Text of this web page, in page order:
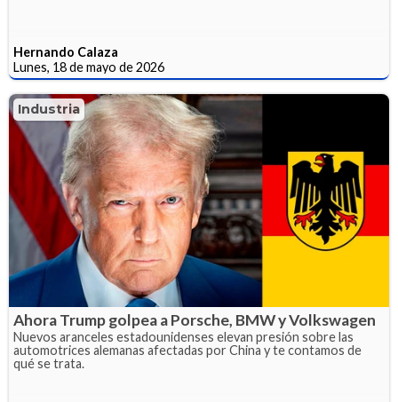
Hernando Calaza
Lunes, 18 de mayo de 2026
Industria
Ahora Trump golpea a Porsche, BMW y Volkswagen
Nuevos aranceles estadounidenses elevan presión sobre las
automotrices alemanas afectadas por China y te contamos de
qué se trata.